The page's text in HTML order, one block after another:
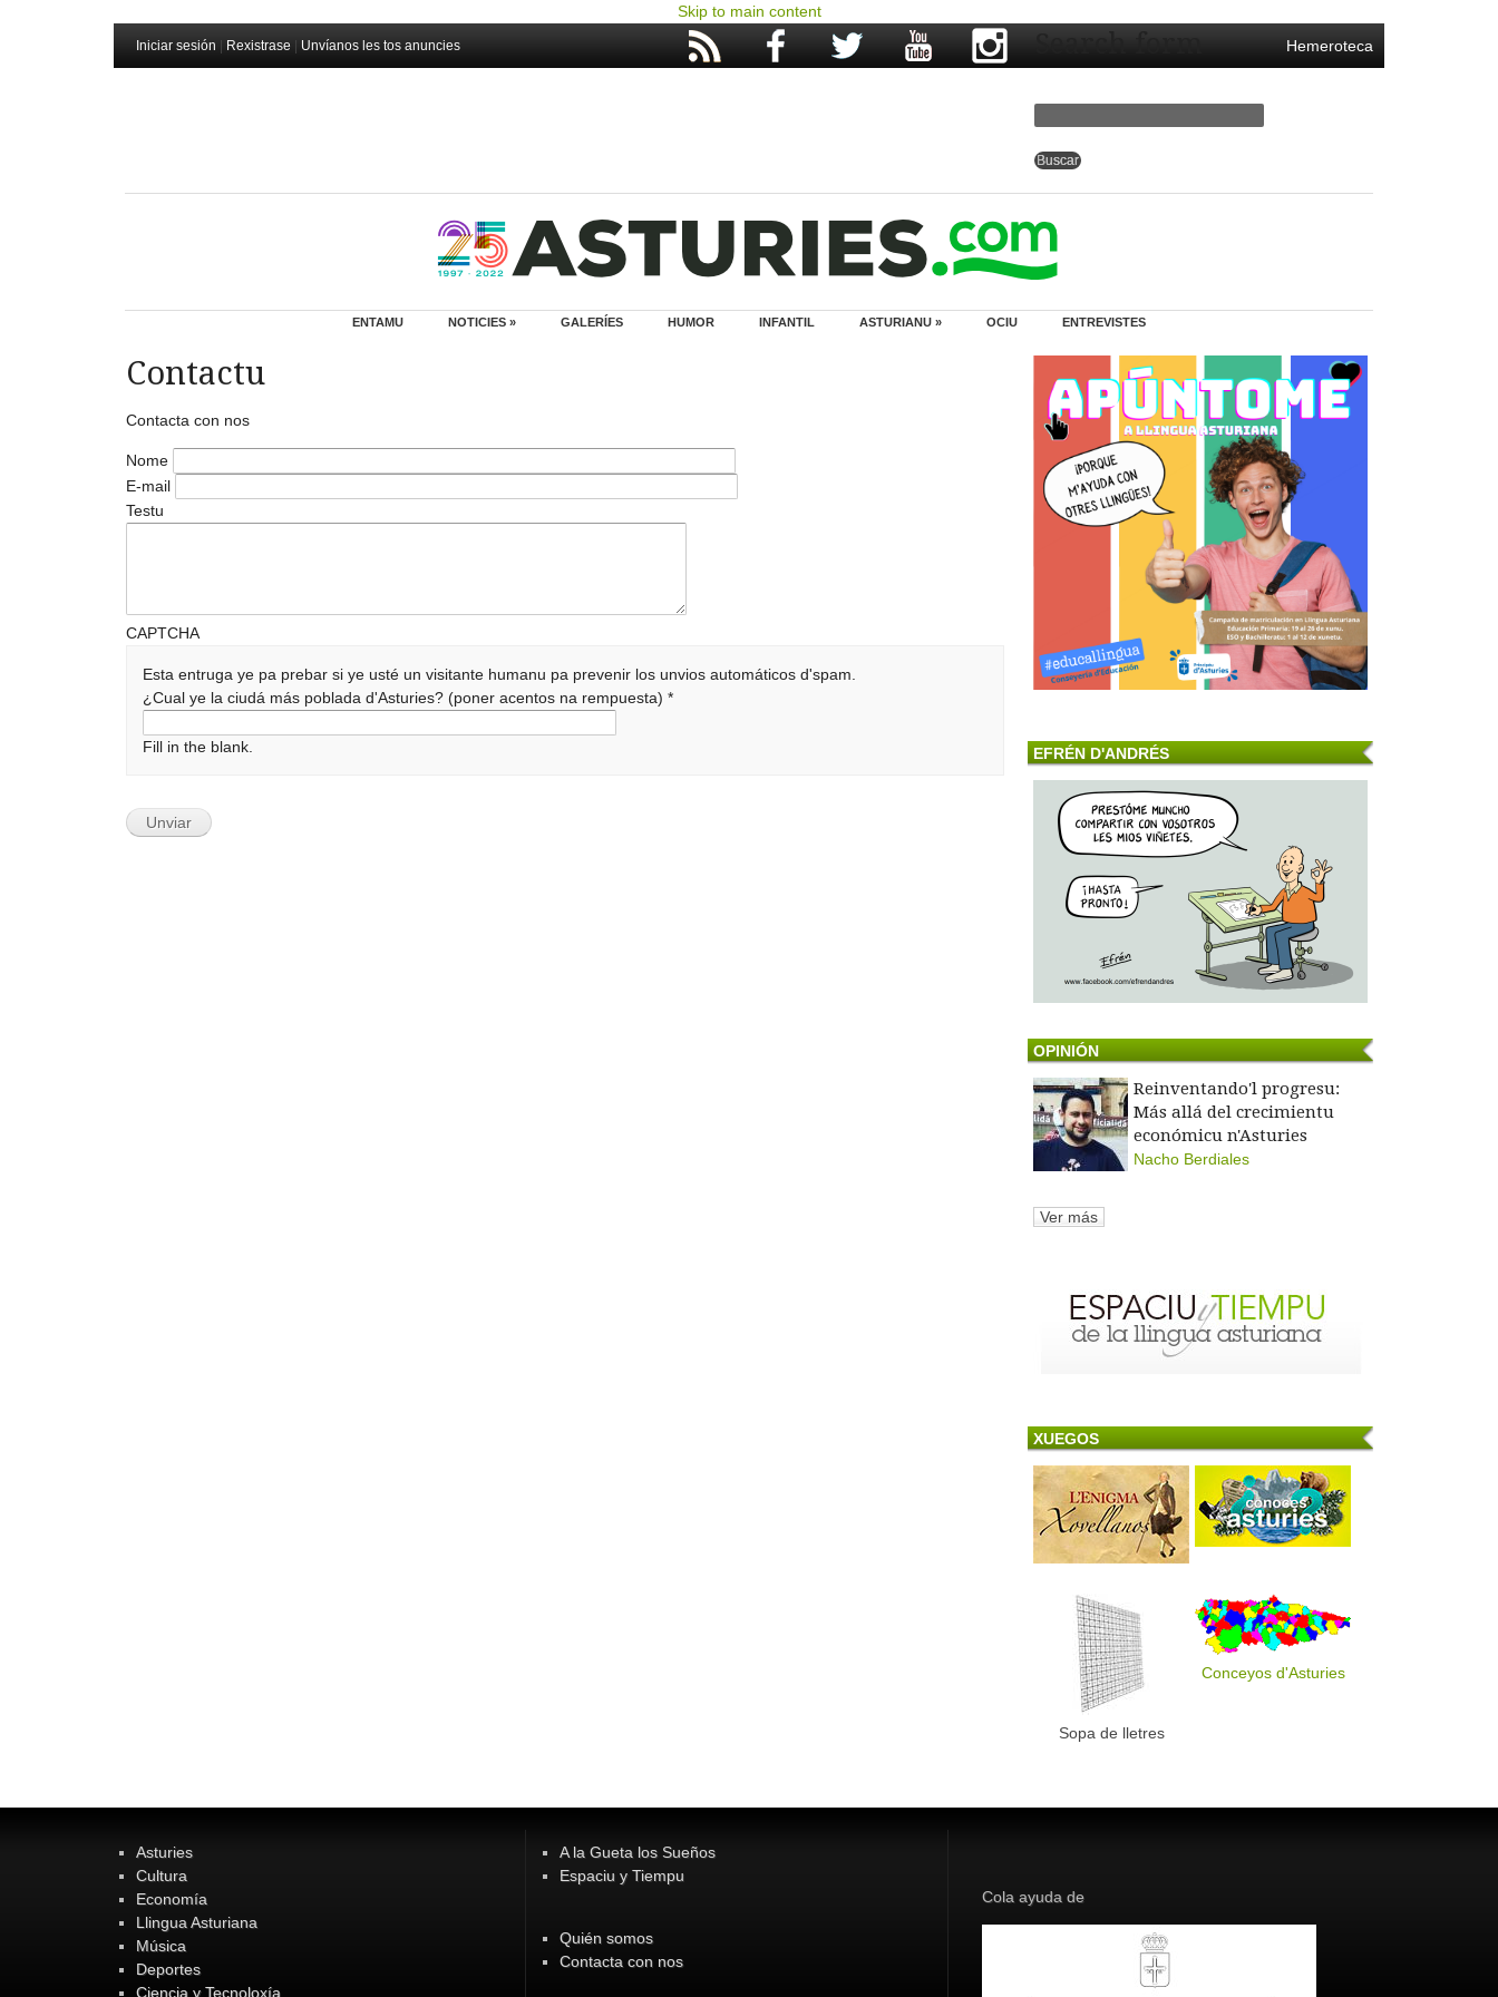
Skip to main content
Iniciar sesión Rexistrase Unvíanos les tos anuncies Hemeroteca
Search form
ENTAMU NOTICIES » GALERÍES HUMOR INFANTIL ASTURIANU » OCIU ENTREVISTES
Contactu
Contacta con nos
Nome
E-mail
Testu
CAPTCHA
Esta entruga ye pa prebar si ye usté un visitante humanu pa prevenir los unvios automáticos d'spam.
¿Cual ye la ciudá más poblada d'Asturies? (poner acentos na rempuesta)*
Fill in the blank. EFRÉN D'ANDRÉS
OPINIÓN
Reinventando'l progresu:
Más allá del crecimientu
económicu n'Asturies
Nacho Berdiales
Ver más
XUEGOS
Sopa de lletres
Conceyos d'Asturies
Asturies
Cultura
Economía
Llingua Asturiana
Música
Deportes
Ciencia y Tecnoloxía
A la Gueta los Sueños
Espaciu y Tiempu
Quién somos
Contacta con nos
Cola ayuda de